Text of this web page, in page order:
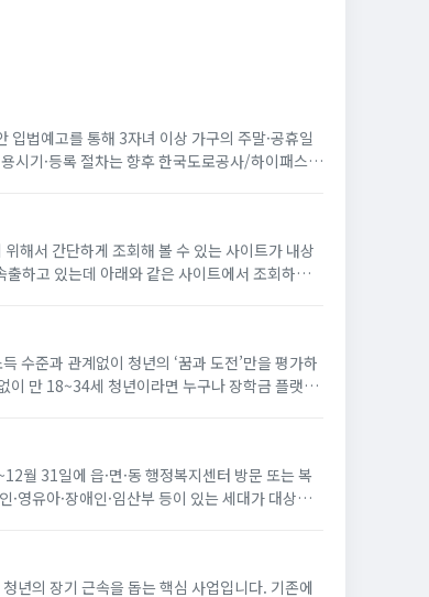
법예고를 통해 3자녀 이상 가구의 주말·공휴일
시기·등록 절차는 향후 한국도로공사/하이패스
해서 간단하게 조회해 볼 수 있는 사이트가 내상
수준과 관계없이 청년의 ‘꿈과 도전’만을 평가하
이 만 18~34세 청년이라면 누구나 장학금 플랫폼
월 31일에 읍·면·동 행정복지센터 방문 또는 복
·영유아·장애인·임산부 등이 있는 세대가 대상
년의 장기 근속을 돕는 핵심 사업입니다. 기존에